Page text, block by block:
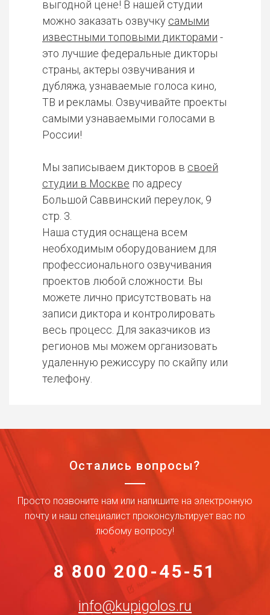
выгодной цене! В нашей студии
можно заказать озвучку самыми
известными топовыми дикторами -
это лучшие федеральные дикторы
страны, актеры озвучивания и
дубляжа, узнаваемые голоса кино,
ТВ и рекламы. Озвучивайте проекты
самыми узнаваемыми голосами в
России!
Мы записываем дикторов в своей
студии в Москве по адресу
Большой Саввинский переулок, 9
стр. 3.
Наша студия оснащена всем
необходимым оборудованием для
профессионального озвучивания
проектов любой сложности. Вы
можете лично присутствовать на
записи диктора и контролировать
весь процесс. Для заказчиков из
регионов мы можем организовать
удаленную режиссуру по скайпу или
телефону.
Остались вопросы?
Просто позвоните нам или напишите на электронную
почту и наш специалист проконсультирует вас по
любому вопросу!
8 800 200-45-51
info@kupigolos.ru